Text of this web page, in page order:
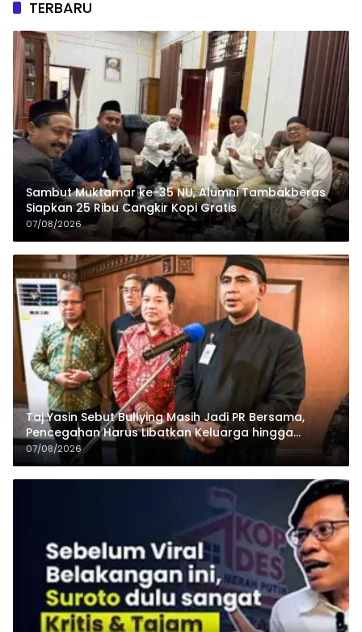
TERBARU
Sambut Muktamar ke-35 NU, Alumni Tambakberas
Siapkan 25 Ribu Cangkir Kopi Gratis
07/08/2026
Taj Yasin Sebut Bullying Masih Jadi PR Bersama,
Pencegahan Harus Libatkan Keluarga hingga
Pesantren
07/08/2026